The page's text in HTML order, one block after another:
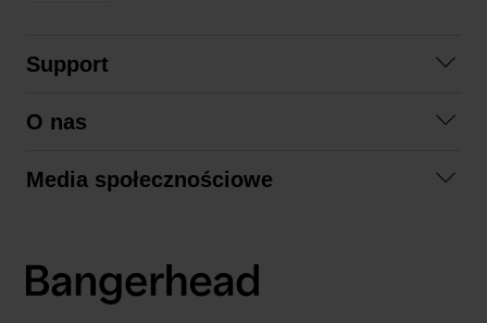
Support
Regulamin zakupów
O nas
Zrównoważony rozwój
Media społecznościowe
LinkedIn